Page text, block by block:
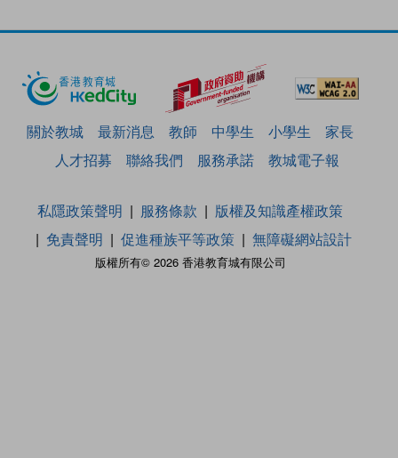
關於教城 最新消息 教師 中學生 小學生
家長
人才招募
聯絡我們 服務承諾 教城電子報
版權所有© 2026 香港教育城有限公司
私隱政策聲明 服務條款
版權及知識產權政策
免責聲明
促進種族平等政策 無障礙網站設計